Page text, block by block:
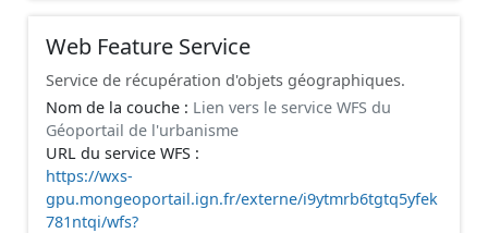
Web Feature Service
Service de récupération d'objets géographiques.
Nom de la couche : Lien vers le service WFS du
Géoportail de l'urbanisme
URL du service WFS :
https://wxs-
gpu.mongeoportail.ign.fr/externe/i9ytmrb6tgtq5yfek
781ntqi/wfs?